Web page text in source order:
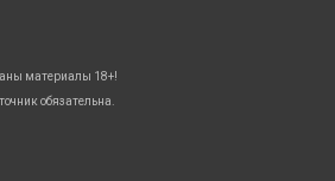
материалы 18+!
обязательна.